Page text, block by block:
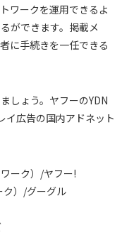
ワークを運用できるよ
ができます。掲載メ
に手続きを一任できる
しょう。ヤフーのYDN
イ広告の国内アドネット
ーク）/ヤフー!
ク）/グーグル